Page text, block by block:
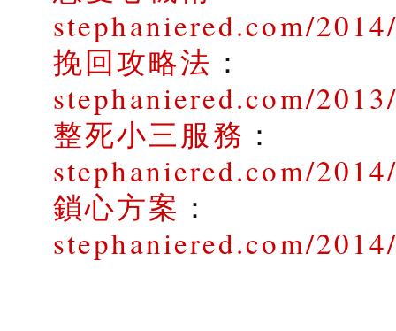
stephaniered.com/
挽回攻略法 ：
stephaniered.com/
整死小三服務 ：
stephaniered.com/
鎖心方案 ：
stephaniered.com/